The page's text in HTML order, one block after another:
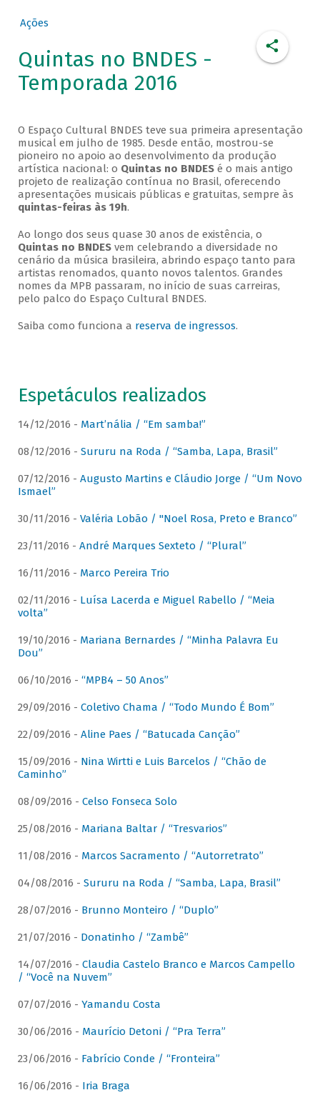
Ações
Quintas no BNDES -
Temporada 2016
O Espaço Cultural BNDES teve sua primeira apresentação
musical em julho de 1985. Desde então, mostrou-se
pioneiro no apoio ao desenvolvimento da produção
artística nacional: o Quintas no BNDESé o mais antigo
projeto de realização contínua no Brasil, oferecendo
apresentações musicais públicas e gratuitas, sempre às
quintas-feiras às 19h.
Ao longo dos seus quase 30 anos de existência, o
Quintas no BNDESvem celebrando a diversidade no
cenário da música brasileira, abrindo espaço tanto para
artistas renomados, quanto novos talentos. Grandes
nomes da MPB passaram, no início de suas carreiras,
pelo palco do Espaço Cultural BNDES.
Saiba como funciona a reserva de ingressos.
Espetáculos realizados
14/12/2016 - Mart’nália / “Em samba!”
08/12/2016 - Sururu na Roda / “Samba, Lapa, Brasil”
07/12/2016 - Augusto Martins e Cláudio Jorge / “Um Novo
Ismael”
30/11/2016 - Valéria Lobão / "Noel Rosa, Preto e Branco”
23/11/2016 - André Marques Sexteto / “Plural”
16/11/2016 - Marco Pereira Trio
02/11/2016 - Luísa Lacerda e Miguel Rabello / “Meia
volta”
19/10/2016 - Mariana Bernardes / “Minha Palavra Eu
Dou”
06/10/2016 - “MPB4 – 50 Anos”
29/09/2016 - Coletivo Chama / “Todo Mundo É Bom”
22/09/2016 - Aline Paes / “Batucada Canção”
15/09/2016 - Nina Wirtti e Luis Barcelos / “Chão de
Caminho”
08/09/2016 - Celso Fonseca Solo
25/08/2016 - Mariana Baltar / “Tresvarios”
11/08/2016 - Marcos Sacramento / “Autorretrato”
04/08/2016 - Sururu na Roda / “Samba, Lapa, Brasil”
28/07/2016 - Brunno Monteiro / “Duplo”
21/07/2016 - Donatinho / “Zambê”
14/07/2016 - Claudia Castelo Branco e Marcos Campello
/ “Você na Nuvem”
07/07/2016 - Yamandu Costa
30/06/2016 - Maurício Detoni / “Pra Terra”
23/06/2016 - Fabrício Conde / “Fronteira”
16/06/2016 - Iria Braga